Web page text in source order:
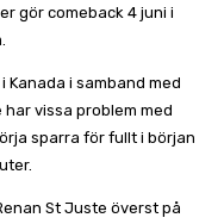
gör comeback 4 juni i
Kanada i samband med
vissa problem med
sparra för fullt i början
St Juste överst på